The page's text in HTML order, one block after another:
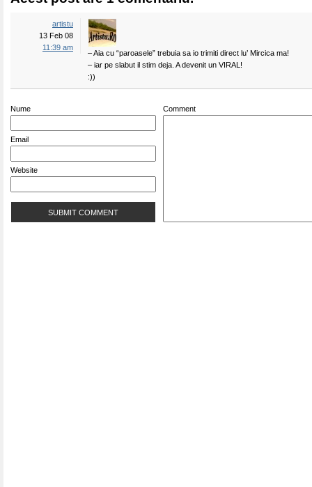
artistu
13 Feb 08
11:39 am
– Aia cu “paroasele” trebuia sa io trimiti direct lu’ Mircica ma!
– iar pe slabut il stim deja. A devenit un VIRAL!
:))
Nume
Email
Website
Comment